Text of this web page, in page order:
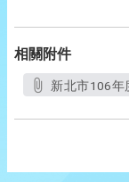
相關附件
新北市106年